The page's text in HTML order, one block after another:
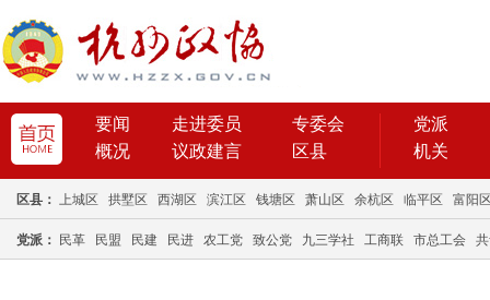
要闻 走进委员
专委会
概况
议政建言 区县
党派
机关
区县： 上城区 拱墅区 西湖区 滨江区 钱塘区 萧山区 余杭区 临平区 富阳
党派： 民革 民盟 民建 民进 农工党 致公党 九三学社 工商联 市总工会